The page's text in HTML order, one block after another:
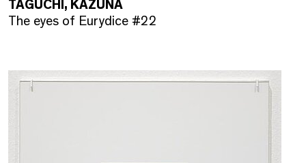
TAGUCHI, KAZUNA
The eyes of Eurydice #22